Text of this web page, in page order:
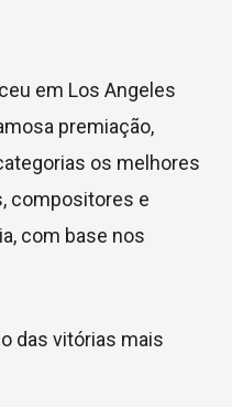
em Los Angeles
premiação,
os melhores
compositores e
com base nos
das vitórias mais